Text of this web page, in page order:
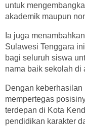
untuk
akademik maupun
Ia juga
Sulawesi Tenggara
bagi seluruh siswa
nama baik sekolah di
Dengan
mempertegas
terdepan di Kota
pendidikan karakter